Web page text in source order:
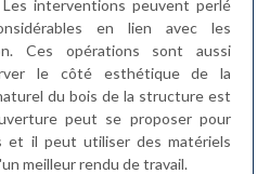
interventions peuvent perlé
en lien avec les
Ces opérations sont aussi
le côté esthétique de la
du bois de la structure est
peut se proposer pour
et il peut utiliser des matériels
meilleur rendu de travail.